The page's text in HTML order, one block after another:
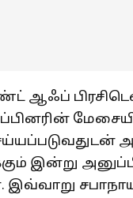
ஆஃப்
இன்று